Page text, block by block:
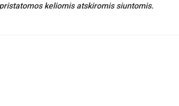
keliomis atskiromis siuntomis.